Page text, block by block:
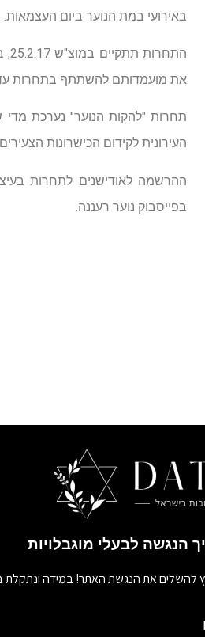
באירועי במת הנוער ביום העצמאות.
את מועמדותם להשתתף בתחרות עד לתאריך 25.1.17, והמתאימים יוזמנו להשתתף באודישנים מהם
תחרות "להקות הנוער" נערכת מדי
העירונית לקידום הכישרונות
ההרשמה לאודישנים לתחרות בעיצומה.
בפייסבוק נוער רעננה.
הנגשה לבעלי מוגבלויות
להשלים את הנגשת האתר! במידה ונתקלת